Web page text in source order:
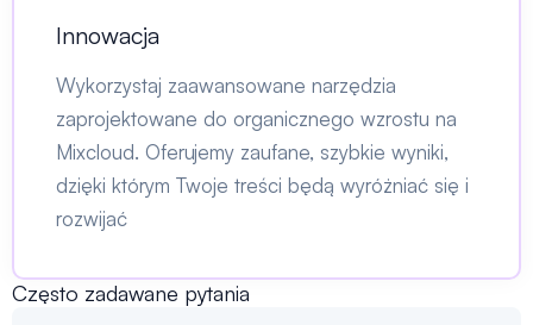
Innowacja
Wykorzystaj zaawansowane narzędzia
zaprojektowane do organicznego wzrostu na
Mixcloud. Oferujemy zaufane, szybkie wyniki,
dzięki którym Twoje treści będą wyróżniać się i
rozwijać
Często zadawane pytania